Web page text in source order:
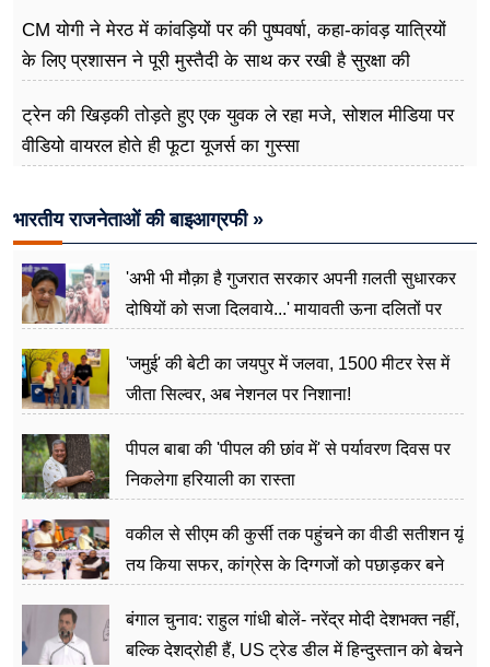
CM योगी ने मेरठ में कांवड़ियों पर की पुष्पवर्षा, कहा-कांवड़ यात्रियों
के लिए प्रशासन ने पूरी मुस्तैदी के साथ कर रखी है सुरक्षा की
ट्रेन की खिड़की तोड़ते हुए एक युवक ले रहा मजे, सोशल मीडिया पर
वीडियो वायरल होते ही फूटा यूजर्स का गुस्सा
भारतीय राजनेताओं की बाइआग्रफी »
'अभी भी मौक़ा है गुजरात सरकार अपनी ग़लती सुधारकर
दोषियों को सजा दिलवाये...' मायावती ऊना दलितों पर
'जमुई' की बेटी का जयपुर में जलवा, 1500 मीटर रेस में
जीता सिल्वर, अब नेशनल पर निशाना!
पीपल बाबा की 'पीपल की छांव में' से पर्यावरण दिवस पर
निकलेगा हरियाली का रास्ता
वकील से सीएम की कुर्सी तक पहुंचने का वीडी सतीशन यूं
तय किया सफर, कांग्रेस के दिग्गजों को पछाड़कर बने
बंगाल चुनाव: राहुल गांधी बोलें- नरेंद्र मोदी देशभक्त नहीं,
बल्कि देशद्रोही हैं, US ट्रेड डील में हिन्दुस्तान को बेचने